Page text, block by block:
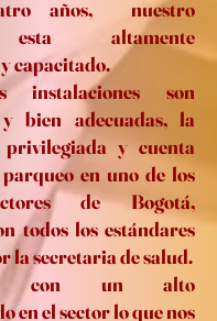
años, nuestro
altamente
capacitado.
instalaciones son
bien adecuadas, la
y cuenta
en uno de los
de Bogotá,
todos los estándares
la secretaria de salud.
con un alto
en el sector lo que nos